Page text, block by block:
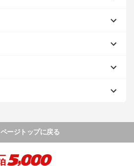
ページトップに戻る